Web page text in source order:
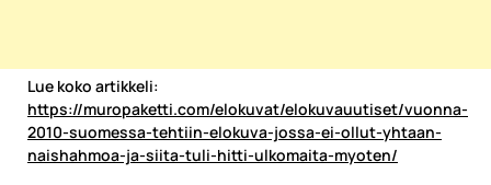
Lue koko artikkeli:
https://muropaketti.com/elokuvat/elokuvauutiset/vuonna-
2010-suomessa-tehtiin-elokuva-jossa-ei-ollut-yhtaan-
naishahmoa-ja-siita-tuli-hitti-ulkomaita-myoten/